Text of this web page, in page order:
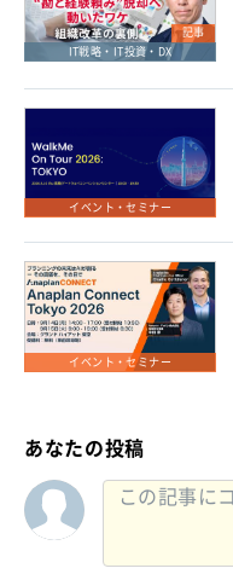
記事
IT戦略・IT投資・DX
イベント・セミナー
イベント・セミナー
あなたの投稿